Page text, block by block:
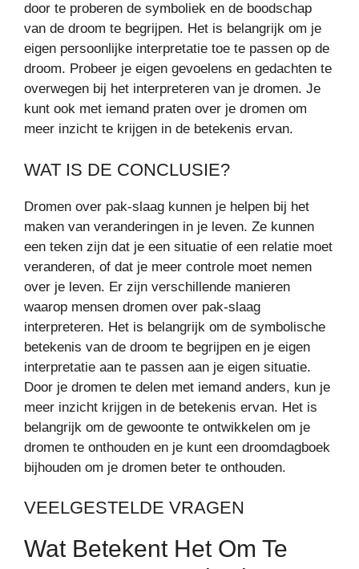
door te proberen de symboliek en de boodschap
van de droom te begrijpen. Het is belangrijk om je
eigen persoonlijke interpretatie toe te passen op de
droom. Probeer je eigen gevoelens en gedachten te
overwegen bij het interpreteren van je dromen. Je
kunt ook met iemand praten over je dromen om
meer inzicht te krijgen in de betekenis ervan.
WAT IS DE CONCLUSIE?
Dromen over pak-slaag kunnen je helpen bij het
maken van veranderingen in je leven. Ze kunnen
een teken zijn dat je een situatie of een relatie moet
veranderen, of dat je meer controle moet nemen
over je leven. Er zijn verschillende manieren
waarop mensen dromen over pak-slaag
interpreteren. Het is belangrijk om de symbolische
betekenis van de droom te begrijpen en je eigen
interpretatie aan te passen aan je eigen situatie.
Door je dromen te delen met iemand anders, kun je
meer inzicht krijgen in de betekenis ervan. Het is
belangrijk om de gewoonte te ontwikkelen om je
dromen te onthouden en je kunt een droomdagboek
bijhouden om je dromen beter te onthouden.
VEELGESTELDE VRAGEN
Wat Betekent Het Om Te